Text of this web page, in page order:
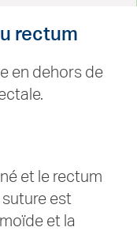
rectum
en dehors de
et le rectum
est
et la